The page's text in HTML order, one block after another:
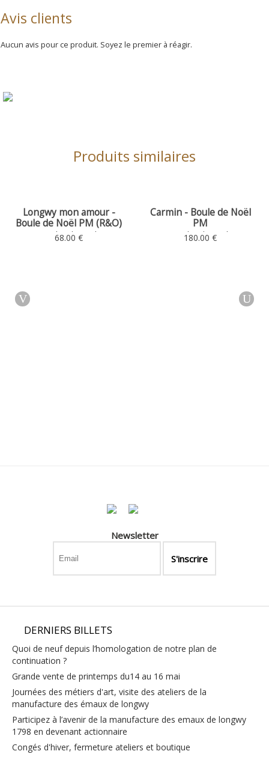
Avis clients
Aucun avis pour ce produit. Soyez le premier à réagir.
Produits similaires
Longwy mon amour -
Boule de Noël PM (R&O)
Boules de Noël
68.00 €
Carmin - Boule de Noël
PM
Boules de Noël
180.00 €
Newsletter
DERNIERS BILLETS
quoi de neuf depuis l’homologation de notre plan de
continuation ?
grande vente de printemps du14 au 16 mai
journées des métiers d'art, visite des ateliers de la
manufacture des émaux de longwy
participez à l’avenir de la manufacture des emaux de longwy
1798 en devenant actionnaire
congés d'hiver, fermeture ateliers et boutique